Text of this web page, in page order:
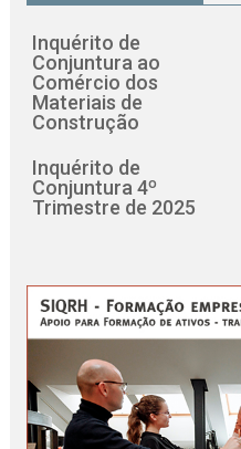
Inquérito de
Conjuntura ao
Comércio dos
Materiais de
Construção
Inquérito de
Conjuntura 4º
Trimestre de 2025